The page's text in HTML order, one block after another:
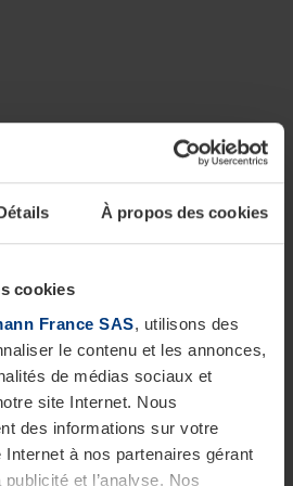
À propos des cookies
cookies
France SAS, utilisons des
le contenu et les annonces,
de médias sociaux et
site Internet. Nous
des informations sur votre
à nos partenaires gérant
et l’analyse. Nos